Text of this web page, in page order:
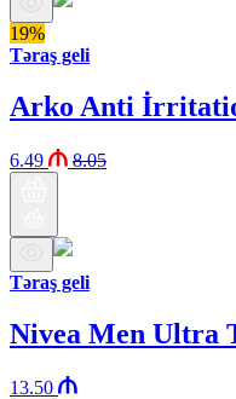
19%
Təraş geli
Arko Anti
6.49 8.05
Təraş geli
Nivea Men Ultra
13.50